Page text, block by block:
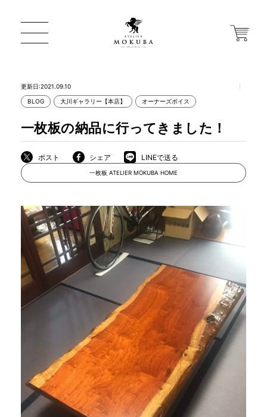
店舗から探す
MOKUBA について
商品情報
イベント
WEBカタログ
更新日:2021.09.10
BLOG 大川ギャラリー【本店】 オーナーズボイス
一枚板の納品に行ってきました！
ポスト シェア LINEで送る
一枚板 ATELIER MOKUBA HOME